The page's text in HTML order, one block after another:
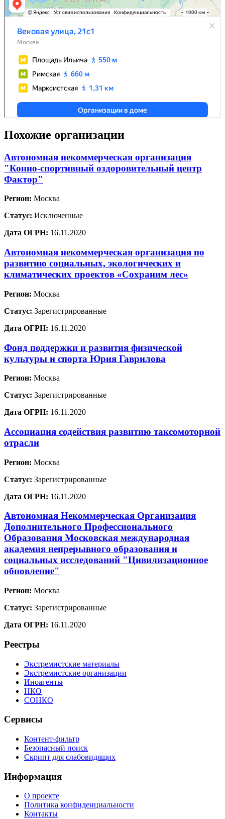
Похожие организации
Автономная некоммерческая организация
"Конно-спортивный оздоровительный центр
Фактор"
Регион: Москва
Статус: Исключенные
Дата ОГРН: 16.11.2020
Автономная некоммерческая организация по
развитию социальных, экологических и
климатических проектов «Сохраним лес»
Регион: Москва
Статус: Зарегистрированные
Дата ОГРН: 16.11.2020
Фонд поддержки и развития физической
культуры и спорта Юрия Гаврилова
Регион: Москва
Статус: Зарегистрированные
Дата ОГРН: 16.11.2020
Ассоциация содействия развитию таксомоторной
отрасли
Регион: Москва
Статус: Зарегистрированные
Дата ОГРН: 16.11.2020
Автономная Некоммерческая Организация
Дополнительного Профессионального
Образования Московская международная
академия непрерывного образования и
социальных исследований "Цивилизационное
обновление"
Регион: Москва
Статус: Зарегистрированные
Дата ОГРН: 16.11.2020
Реестры
Экстремистские материалы
Экстремистские организации
Иноагенты
НКО
СОНКО
Сервисы
Контент-фильтр
Безопасный поиск
Скрипт для слабовидящих
Информация
О проекте
Политика конфиденциальности
Контакты